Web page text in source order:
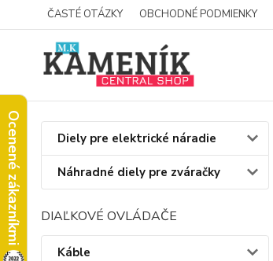
Ocenené zákazníkmi
ČASTÉ OTÁZKY OBCHODNÉ PODMIENKY
Diely pre elektrické náradie
Náhradné diely pre zváračky
DIAĽKOVÉ OVLÁDAČE
Káble